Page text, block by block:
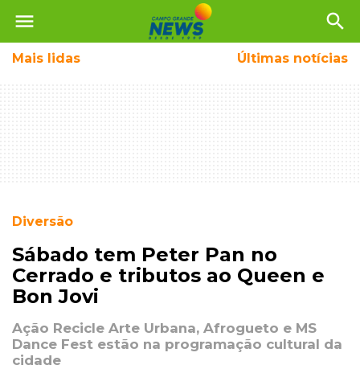
menu search
Mais lidas Últimas notícias
Diversão
Sábado tem Peter Pan no
Cerrado e tributos ao Queen e
Bon Jovi
Ação Recicle Arte Urbana, Afrogueto e MS
Dance Fest estão na programação cultural da
cidade